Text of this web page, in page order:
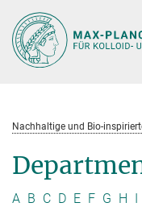
Hauptinhalt
Nachhaltige und Bio-
A B C D E F G H I